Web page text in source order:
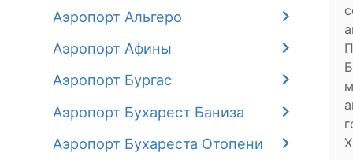
Аэропорт Альгеро
Аэропорт Афины
Аэропорт Бургас
Аэропорт Бухарест Баниза
Аэропорт Бухареста Отопени